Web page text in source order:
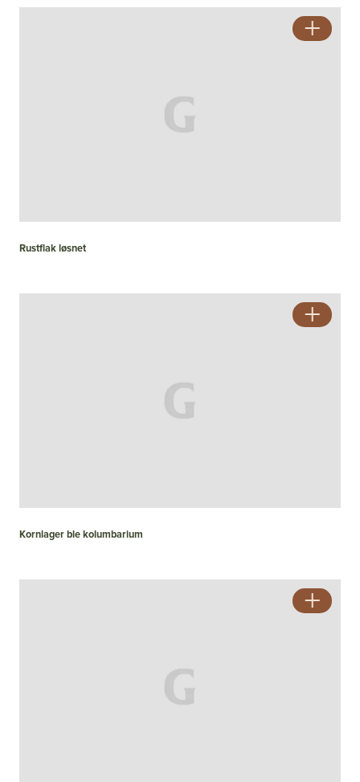
Rustflak løsnet
Kornlager ble kolumbarium